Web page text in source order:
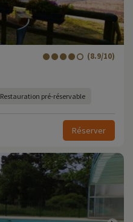
(8.9/10)
Restauration pré-réservable
Réserver